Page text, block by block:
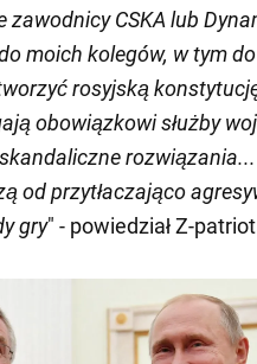
zawodnicy CSKA lub
moich kolegów, w tym
rosyjską
obowiązkowi służby
od przytłaczająco
gry" - powiedział Z-